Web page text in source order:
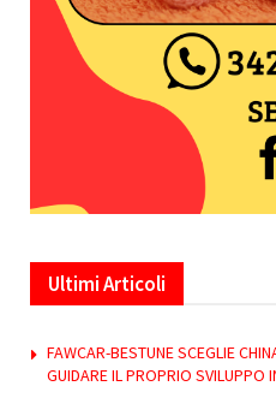
Ultimi Articoli
FAWCAR-BESTUNE SCEGLIE
GUIDARE IL PROPRIO SVILUPPO